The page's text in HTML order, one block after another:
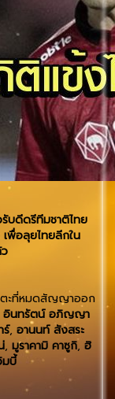
บดีดรีทีมชาติไทย
เพื่อลุยไทยลีกใน
ตะที่หมดสัญญาออก
อินทรัตน์ อภิญญา
ร์, อานนท์ สังสระ
, มูราคามิ คาซูกิ, ฮิ
มบี้